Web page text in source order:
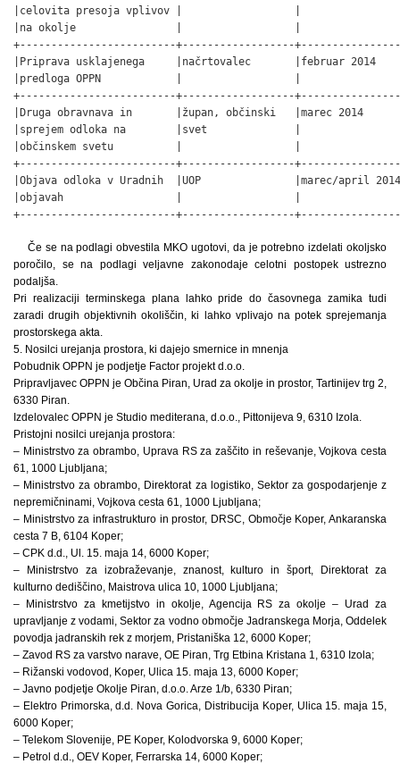
|celovita presoja vplivov |                  |
|na okolje                |                  |
+-------------------------+------------------
|Priprava usklajenega     |načrtovalec       |februar 2014
|predloga OPPN            |                  |
+-------------------------+------------------
|Druga obravnava in       |župan, občinski   |marec 2014
|sprejem odloka na        |svet              |
|občinskem svetu          |                  |
+-------------------------+------------------
|Objava odloka v Uradnih  |UOP               |marec/april
|objavah                  |                  |
+-------------------------+------------------
Če se na podlagi obvestila MKO ugotovi, da je potrebno izdelati okoljsko
poročilo, se na podlagi veljavne zakonodaje celotni postopek ustrezno
podaljša.
Pri realizaciji terminskega plana lahko pride do časovnega zamika tudi
zaradi drugih objektivnih okoliščin, ki lahko vplivajo na potek sprejemanja
prostorskega akta.
5. Nosilci urejanja prostora, ki dajejo smernice in mnenja
Pobudnik OPPN je podjetje Factor projekt d.o.o.
Pripravljavec OPPN je Občina Piran, Urad za okolje in prostor, Tartinijev trg 2,
6330 Piran.
Izdelovalec OPPN je Studio mediterana, d.o.o., Pittonijeva 9, 6310 Izola.
Pristojni nosilci urejanja prostora:
– Ministrstvo za obrambo, Uprava RS za zaščito in reševanje, Vojkova cesta
61, 1000 Ljubljana;
– Ministrstvo za obrambo, Direktorat za logistiko, Sektor za gospodarjenje z
nepremičninami, Vojkova cesta 61, 1000 Ljubljana;
– Ministrstvo za infrastrukturo in prostor, DRSC, Območje Koper, Ankaranska
cesta 7 B, 6104 Koper;
– CPK d.d., Ul. 15. maja 14, 6000 Koper;
– Ministrstvo za izobraževanje, znanost, kulturo in šport, Direktorat za
kulturno dediščino, Maistrova ulica 10, 1000 Ljubljana;
– Ministrstvo za kmetijstvo in okolje, Agencija RS za okolje – Urad za
upravljanje z vodami, Sektor za vodno območje Jadranskega Morja, Oddelek
povodja jadranskih rek z morjem, Pristaniška 12, 6000 Koper;
– Zavod RS za varstvo narave, OE Piran, Trg Etbina Kristana 1, 6310 Izola;
– Rižanski vodovod, Koper, Ulica 15. maja 13, 6000 Koper;
– Javno podjetje Okolje Piran, d.o.o. Arze 1/b, 6330 Piran;
– Elektro Primorska, d.d. Nova Gorica, Distribucija Koper, Ulica 15. maja 15,
6000 Koper;
– Telekom Slovenije, PE Koper, Kolodvorska 9, 6000 Koper;
– Petrol d.d., OEV Koper, Ferrarska 14, 6000 Koper;